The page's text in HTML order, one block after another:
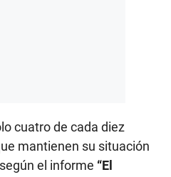
cuatro de cada diez
mantienen su situación
el informe “El